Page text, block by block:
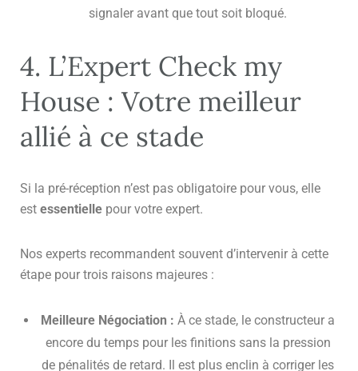
signaler avant que tout soit bloqué.
4. L’Expert Check my
House : Votre meilleur
allié à ce stade
Si la pré-réception n’est pas obligatoire pour vous, elle
est essentielle pour votre expert.
Nos experts recommandent souvent d’intervenir à cette
étape pour trois raisons majeures :
Meilleure Négociation : À ce stade, le constructeur a
encore du temps pour les finitions sans la pression
de pénalités de retard. Il est plus enclin à corriger les